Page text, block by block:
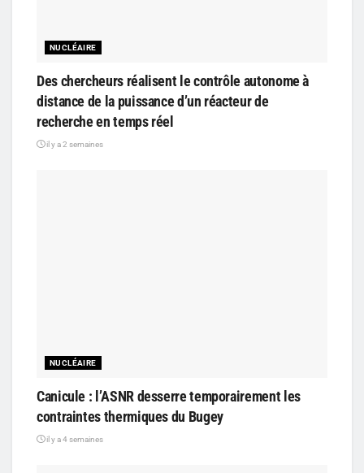
NUCLÉAIRE
Des chercheurs réalisent le contrôle autonome à
distance de la puissance d’un réacteur de
recherche en temps réel
il y a 2 semaines
NUCLÉAIRE
Canicule : l’ASNR desserre temporairement les
contraintes thermiques du Bugey
il y a 4 semaines